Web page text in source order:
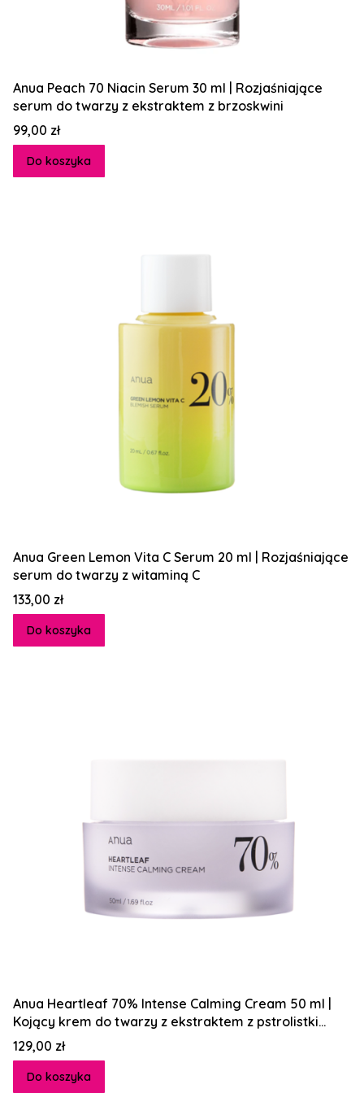
Anua Peach 70 Niacin Serum 30 ml | Rozjaśniające
serum do twarzy z ekstraktem z brzoskwini
Cena
99,00 zł
Do koszyka
Anua Green Lemon Vita C Serum 20 ml | Rozjaśniające
serum do twarzy z witaminą C
Cena
133,00 zł
Do koszyka
Anua Heartleaf 70% Intense Calming Cream 50 ml |
Kojący krem do twarzy z ekstraktem z pstrolistki
sercowatej
Cena
129,00 zł
Do koszyka